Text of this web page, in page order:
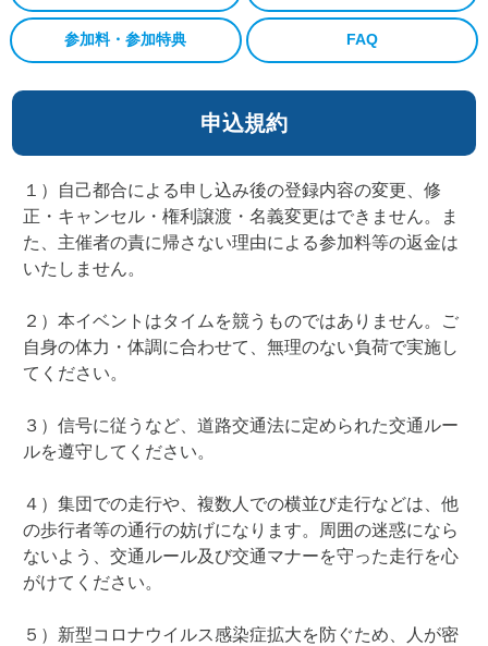
参加料・参加特典 FAQ
申込規約
１）自己都合による申し込み後の登録内容の変更、修
正・キャンセル・権利譲渡・名義変更はできません。ま
た、主催者の責に帰さない理由による参加料等の返金は
いたしません。
２）本イベントはタイムを競うものではありません。ご
自身の体力・体調に合わせて、無理のない負荷で実施し
てください。
３）信号に従うなど、道路交通法に定められた交通ルー
ルを遵守してください。
４）集団での走行や、複数人での横並び走行などは、他
の歩行者等の通行の妨げになります。周囲の迷惑になら
ないよう、交通ルール及び交通マナーを守った走行を心
がけてください。
５）新型コロナウイルス感染症拡大を防ぐため、人が密